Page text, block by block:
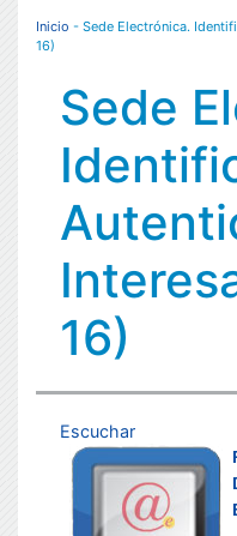
Inicio - Sede Electrónica.
16)
Sede
16)
Escuchar